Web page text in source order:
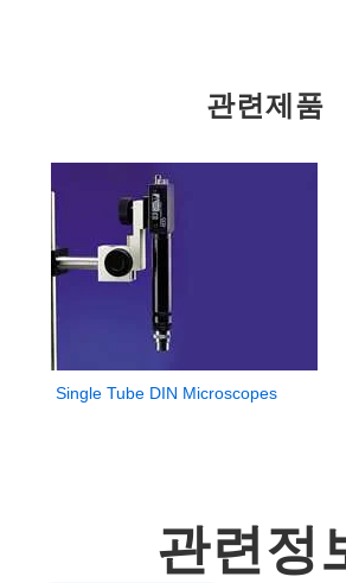
관련제품
Single Tube DIN Microscopes
관련정